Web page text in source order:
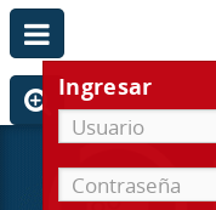
Ingresar